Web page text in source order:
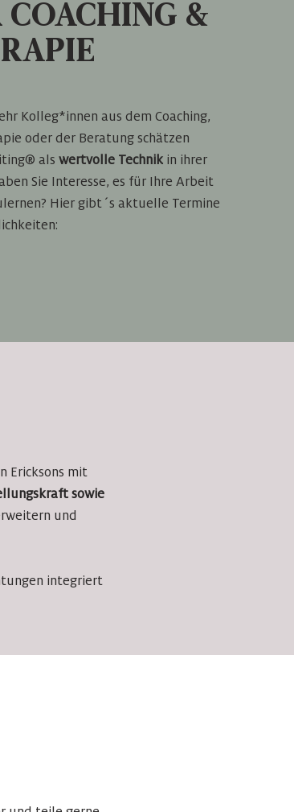
COACHING &
Kolleg*innen aus dem Coaching,
oder der Beratung schätzen
alswertvolle Technik in ihrer
Sie Interesse, es für Ihre Arbeit
Hier gibt´s aktuelle Termine
Ericksons mit
sowie
und
integriert